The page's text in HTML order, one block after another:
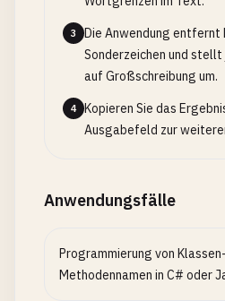
3
Die Anwendung entfernt
Sonderzeichen und
auf Großschreibung um.
4
Kopieren Sie das
Ausgabefeld zur
Anwendungsfälle
Programmierung von
Methodennamen in C# oder